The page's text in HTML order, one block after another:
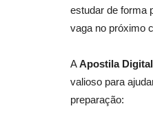
estudar de forma
vaga no próximo
AApostila Digital
valioso para
preparação: